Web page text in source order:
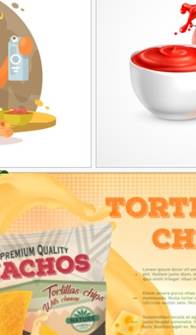
تومان
90,000
وکتور زن آشپز
55